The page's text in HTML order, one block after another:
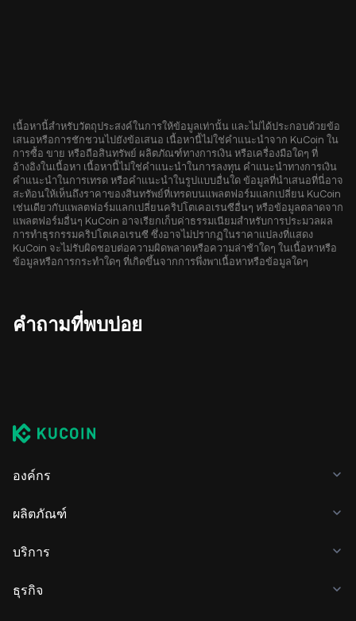
เนื้อหานี้สำหรับวัตถุประสงค์ในการให้ข้อมูลเท่านั้น และไม่ได้ประกอบด้วยข้อ
เสนอหรือการชักชวนไปยังข้อเสนอ เนื้อหานี้ไม่ใช่คำแนะนำจาก KuCoin ใน
การซื้อ ขาย หรือถือสินทรัพย์ ผลิตภัณฑ์ทางการเงิน หรือเครื่องมือใดๆ ที่
อ้างอิงในเนื้อหา เนื้อหานี้ไม่ใช่คำแนะนำในการลงทุน คำแนะนำทางการเงิน
คำแนะนำในการเทรด หรือคำแนะนำในรูปแบบอื่นใด ข้อมูลที่นำเสนอที่นี่อาจ
สะท้อนให้เห็นถึงราคาของสินทรัพย์ที่เทรดบนแพลตฟอร์มแลกเปลี่ยน KuCoin
เช่นเดียวกับแพลตฟอร์มแลกเปลี่ยนคริปโตเคอเรนซีอื่นๆ หรือข้อมูลตลาดจาก
แพลตฟอร์มอื่นๆ KuCoin อาจเรียกเก็บค่าธรรมเนียมสำหรับการประมวลผล
การทำธุรกรรมคริปโตเคอเรนซี ซึ่งอาจไม่ปรากฏในราคาแปลงที่แสดง
KuCoin จะไม่รับผิดชอบต่อความผิดพลาดหรือความล่าช้าใดๆ ในเนื้อหาหรือ
ข้อมูลหรือการกระทำใดๆ ที่เกิดขึ้นจากการพึ่งพาเนื้อหาหรือข้อมูลใดๆ
คำถามที่พบบ่อย
องค์กร
ผลิตภัณฑ์
บริการ
ธุรกิจ